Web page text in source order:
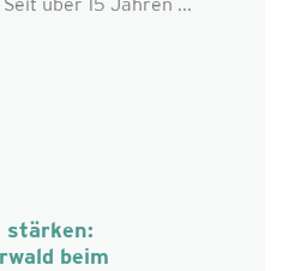
über 15 Jahren ...
stärken:
beim